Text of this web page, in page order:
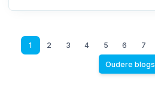
1 2 3 4 5 6 7
Oudere blogs